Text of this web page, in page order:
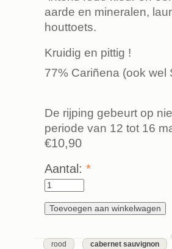
aarde en mineralen,
houttoets.
Kruidig en pittig !
77% Cariñena (ook
De rijping gebeurt op
periode van 12 tot 16
€10,90
Aantal: *
rood cabernet sauvignon